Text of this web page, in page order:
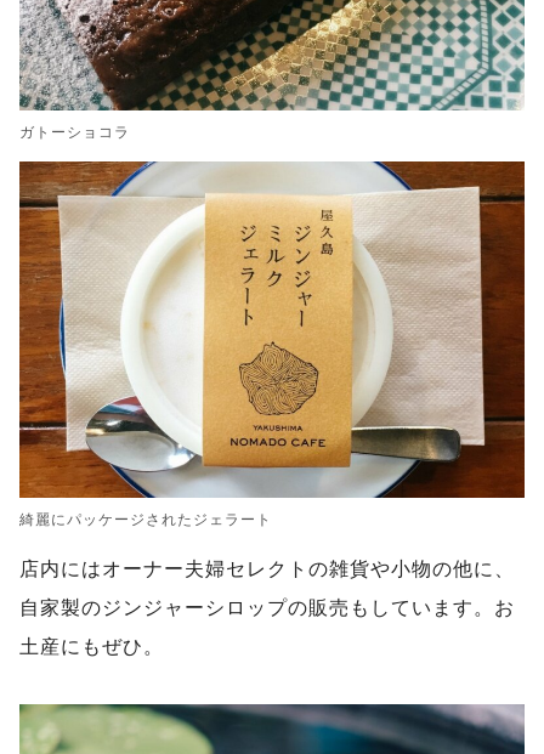
ガトーショコラ
綺麗にパッケージされたジェラート
店内にはオーナー夫婦セレクトの雑貨や小物の他に、
自家製のジンジャーシロップの販売もしています。お
土産にもぜひ。